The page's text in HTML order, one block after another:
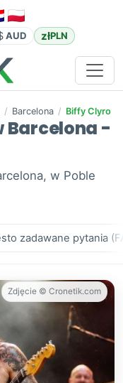
AUD złPLN
/ Barcelona / Biffy Clyro
Barcelona -
w Poble
zadawane pytania
Zdjęcie © Cronetik.com